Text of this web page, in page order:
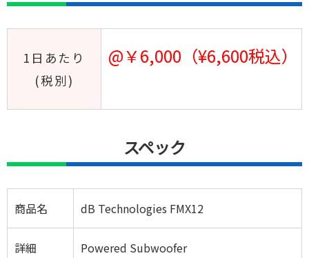
1日あたり
(税別)
@￥6,000（¥6,600税込）
スペック
商品名 dB Technologies FMX12
詳細
Powered Subwoofer